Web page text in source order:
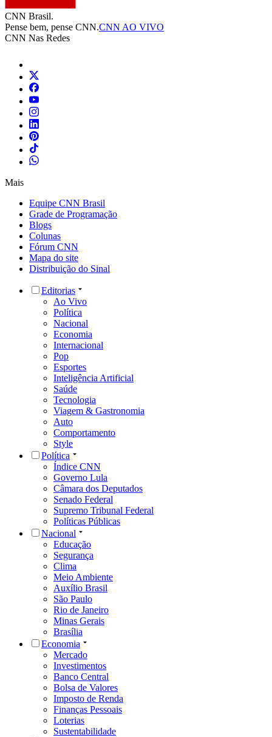
CNN Brasil.
Pense bem, pense CNN.CNN AO VIVO
CNN Nas Redes
Mais
Equipe CNN Brasil
Grade de Programação
Blogs
Colunas
Fórum CNN
Mapa do site
Distribuição do Sinal
Editorias
Ao Vivo
Política
Nacional
Economia
Internacional
Pop
Esportes
Inteligência Artificial
Saúde
Tecnologia
Viagem & Gastronomia
Auto
Comportamento
Style
Política
Índice CNN
Governo Lula
Câmara dos Deputados
Senado Federal
Supremo Tribunal Federal
Políticas Públicas
Nacional
Educação
Segurança
Clima
Meio Ambiente
Auxílio Brasil
São Paulo
Rio de Janeiro
Minas Gerais
Brasília
Economia
Mercado
Investimentos
Banco Central
Bolsa de Valores
Imposto de Renda
Finanças Pessoais
Loterias
Sustentabilidade